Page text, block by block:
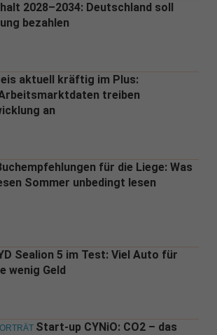
2028–2034: Deutschland soll
bezahlen
aktuell kräftig im Plus:
treiben
an
für die Liege: Was
Sommer unbedingt lesen
Sealion 5 im Test: Viel Auto für
wenig Geld
Start-up CYNiO: CO2 – das